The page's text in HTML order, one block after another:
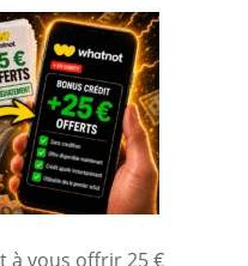
à vous offrir 25 €